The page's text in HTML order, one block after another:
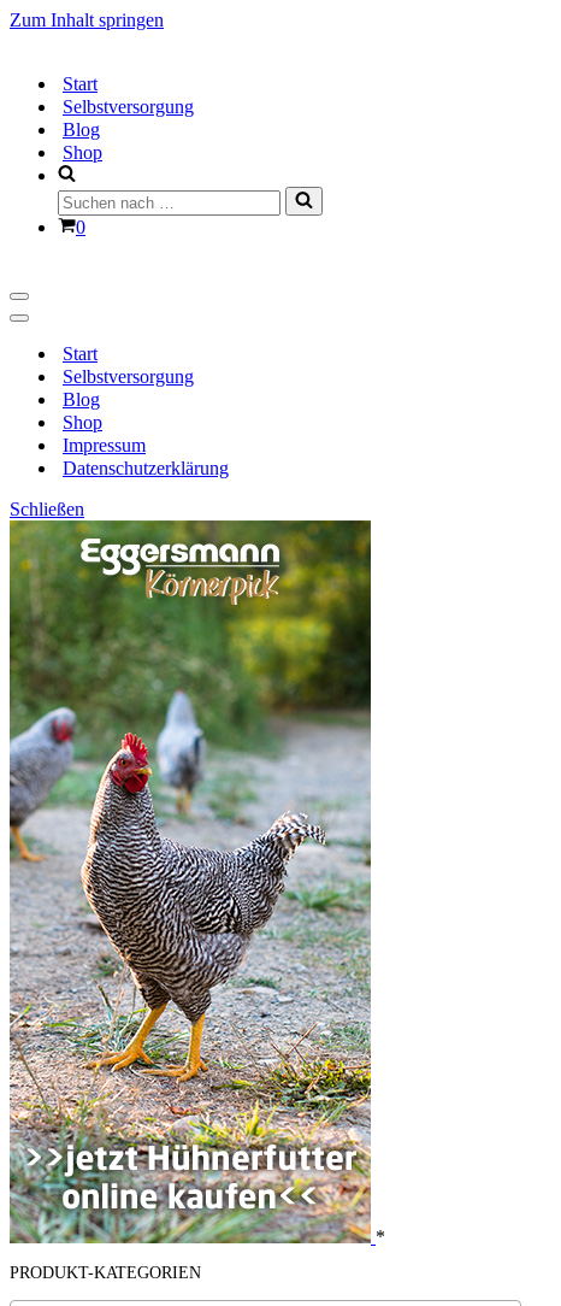
Zum Inhalt springen
Start
Selbstversorgung
Blog
Shop
Suchen
nach …
Warenkorb
0
Navigationsmenü
Navigationsmenü
Start
Selbstversorgung
Blog
Shop
Impressum
Datenschutzerklärung
Schließen
*
PRODUKT-KATEGORIEN